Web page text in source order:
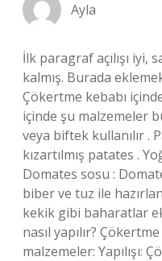
Ayla
İlk paragraf açılışı
kalmış. Burada
Çökertme kebabı
içinde şu malzemeler
veya biftek kullanılır .
kızartılmış patates .
Domates sosu :
biber ve tuz ile
kekik gibi baharatlar
nasıl yapılır?
malzemeler: Yapılışı: